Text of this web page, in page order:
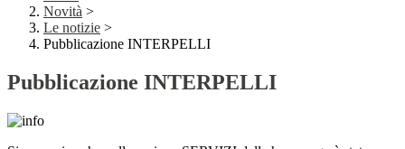
Novità >
Le notizie >
Pubblicazione INTERPELLI
Pubblicazione INTERPELLI